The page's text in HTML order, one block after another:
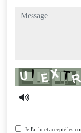
message
Captcha
Je l'ai lu et accepté les